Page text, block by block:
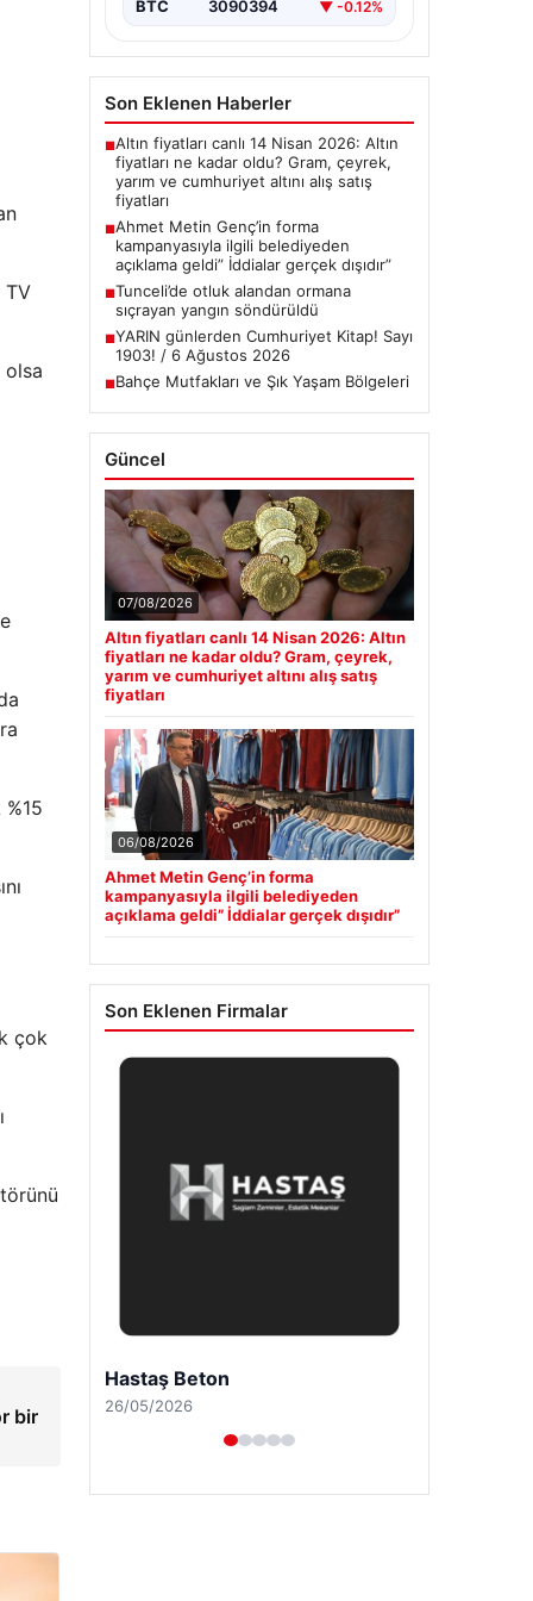
TV
olsa
çok
bir
BTC 3090394 ▼ -0.12%
Son Eklenen Haberler
■Altın fiyatları canlı 14 Nisan 2026: Altın
fiyatları ne kadar oldu? Gram, çeyrek,
yarım ve cumhuriyet altını alış satış
fiyatları
■Ahmet Metin Genç’in forma
kampanyasıyla ilgili belediyeden
açıklama geldi” İddialar gerçek dışıdır”
■Tunceli’de otluk alandan ormana
sıçrayan yangın söndürüldü
■YARIN günlerden Cumhuriyet Kitap! Sayı
1903! / 6 Ağustos 2026
■Bahçe Mutfakları ve Şık Yaşam Bölgeleri
Güncel
07/08/2026
Altın fiyatları canlı 14 Nisan 2026: Altın
fiyatları ne kadar oldu? Gram, çeyrek,
yarım ve cumhuriyet altını alış satış
fiyatları
06/08/2026
Ahmet Metin Genç’in forma
kampanyasıyla ilgili belediyeden
açıklama geldi” İddialar gerçek dışıdır”
Son Eklenen Firmalar
Prenses Night Club
29/04/2026